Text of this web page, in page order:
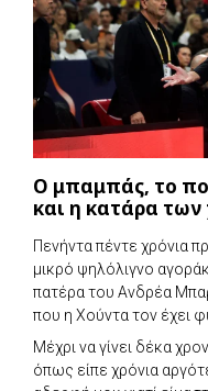
Ο μπαμπάς, το
και η κατάρα
Πενήντα πέντε χρόνια
μικρό ψηλόλιγνο
πατέρα του Ανδρέα
που η Χούντα τον έχει
Μέχρι να γίνει δέκα
όπως είπε χρόνια